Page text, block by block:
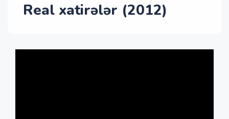
Real xatirələr (2012)